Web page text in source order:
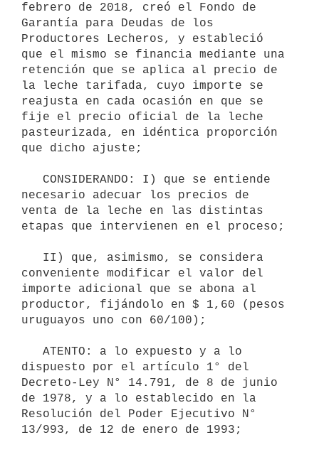
febrero de 2018, creó el Fondo de
Garantía para Deudas de los
Productores Lecheros, y estableció
que el mismo se financia mediante una
retención que se aplica al precio de
la leche tarifada, cuyo importe se
reajusta en cada ocasión en que se
fije el precio oficial de la leche
pasteurizada, en idéntica proporción
que dicho ajuste;
necesario adecuar los precios de
venta de la leche en las distintas
etapas que intervienen en el proceso;
conveniente modificar el valor del
importe adicional que se abona al
productor, fijándolo en $ 1,60 (pesos
uruguayos uno con 60/100);
dispuesto por el artículo 1° del
Decreto-Ley N° 14.791, de 8 de junio
de 1978, y a lo establecido en la
Resolución del Poder Ejecutivo N°
13/993, de 12 de enero de 1993;